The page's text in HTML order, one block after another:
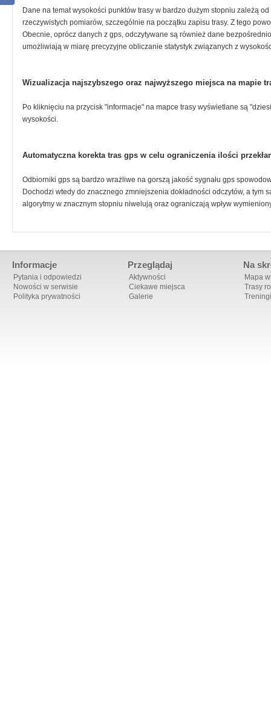
Dane na temat wysokości punktów trasy w bardzo dużym stopniu zależą
rzeczywistych pomiarów, szczególnie na początku zapisu trasy. Z tego
Obecnie, oprócz danych z gps, odczytywane są również dane
umożliwiają w miarę precyzyjne obliczanie statystyk związanych z
Wizualizacja najszybszego oraz najwyższego miejsca na mapie
Po kliknięciu na przycisk "informacje" na mapce trasy wyświetlane są
wysokości.
Automatyczna korekta tras gps w celu ograniczenia ilości
Odbiorniki gps są bardzo wrażliwe na gorszą jakość sygnału gps
Dochodzi wtedy do znacznego zmniejszenia dokładności odczytów, a
algorytmy w znacznym stopniu niwelują oraz ograniczają wpływ
Informacje
Pytania i odpowiedzi
Nowości w serwisie
Polityka prywatności
Przeglądaj
Aktywności
Ciekawe miejsca
Galerie
Na
Mapa
Trasy